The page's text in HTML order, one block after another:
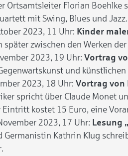
Ortsamtsleiter Florian
mit Swing, Blues und Jazz.
2023, 11 Uhr: Kinder
später zwischen den Werken
2023, 19 Uhr: Vortrag
und
2023, 18 Uhr: Vortrag von
spricht über Claude Monet
Eintritt kostet 15 Euro, eine
2023, 17 Uhr: Lesung
Germanistin Kathrin Klug